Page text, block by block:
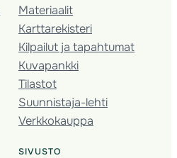
Materiaalit
Karttarekisteri
Kilpailut ja tapahtumat
Kuvapankki
Tilastot
Suunnistaja-lehti
Verkkokauppa
SIVUSTO